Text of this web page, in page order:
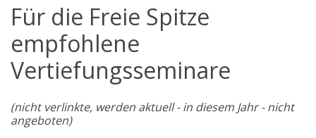
Für die Freie Spitze
empfohlene
Vertiefungsseminare
(nicht verlinkte, werden aktuell - in diesem Jahr - nicht
angeboten)